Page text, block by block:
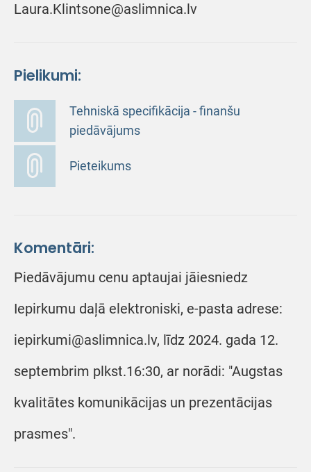
Laura.Klintsone@aslimnica.lv
Pielikumi:
Tehniskā specifikācija - finanšu
piedāvājums
Pieteikums
Komentāri:
Piedāvājumu cenu aptaujai jāiesniedz
Iepirkumu daļā elektroniski, e-pasta adrese:
iepirkumi@aslimnica.lv, līdz 2024. gada 12.
septembrim plkst.16:30, ar norādi: "Augstas
kvalitātes komunikācijas un prezentācijas
prasmes".